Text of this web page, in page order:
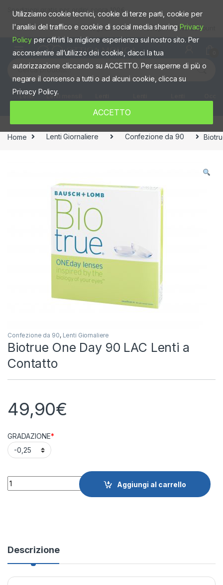
Spedizioni gratis per ordini sopra 100€
Negozio fisico Shop Mio account
Cerca:
Lenti
Lenti mensili
Home Lenti Giornaliere Confezione da 90
Confezione da 90, Lenti Giornaliere
Biotrue One Day 90 LAC Lenti a
Contatto
49,90€
GRADAZIONE*
Quantity
Aggiungi al carrello
Descrizione
Utilizziamo cookie tecnici, cookie di terze parti, cookie per
l'analisi del traffico e cookie di social media sharingPrivacy
Policy per offrirti la migliore esperienza sul nostro sito. Per
acconsentire all’utilizzo dei cookie, dacci la tua
autorizzazione cliccando su ACCETTO. Per saperne di più o
negare il consenso a tutti o ad alcuni cookie, clicca su
Privacy Policy.
ACCETTO